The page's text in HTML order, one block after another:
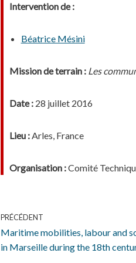
Intervention de :
Béatrice Mésini
Mission de terrain :Les
Date :28 juillet 2016
Lieu :Arles, France
Organisation :Comité
PRÉCÉDENT
Maritime mobilities, labour and
in Marseille during the 18th